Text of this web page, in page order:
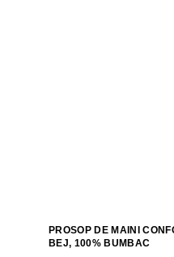
PROSOP DE MAINI
BEJ, 100% BUMBAC